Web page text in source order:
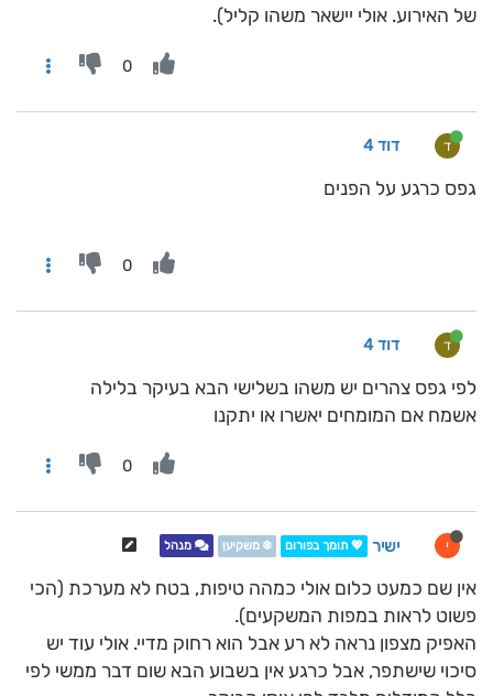
של האירוע. אולי יישאר משהו קליל).
0
ד דוד 4
גפס כרגע על הפנים
0
ד דוד 4
לפי גפס צהרים יש משהו בשלישי הבא בעיקר בלילה
אשמח אם המומחים יאשרו או יתקנו
0
י ישיר 💖 תומך בפורום ❄️ משקיען מנהל
אין שם כמעט כלום אולי כמהה טיפות, בטח לא מערכת (הכי
פשוט לראות במפות המשקעים).
האפיק מצפון נראה לא רע אבל הוא רחוק מדיי. אולי עוד יש
סיכוי שישתפר, אבל כרגע אין בשבוע הבא שום דבר ממשי לפי